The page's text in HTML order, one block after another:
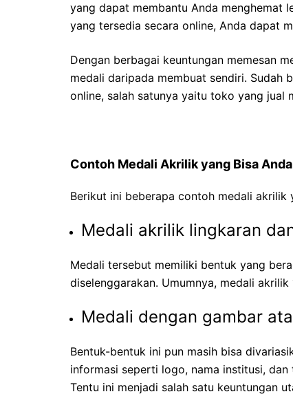
yang dapat membantu Anda menghemat
yang tersedia secara online, Anda dapat
Dengan berbagai keuntungan memesan
medali daripada membuat sendiri. Sudah
online, salah satunya yaitu toko yang jual
Contoh Medali Akrilik yang Bisa
Berikut ini beberapa contoh medali akrilik
Medali akrilik lingkaran
Medali tersebut memiliki bentuk yang
diselenggarakan. Umumnya, medali
Medali dengan gambar
Bentuk-bentuk ini pun masih bisa
informasi seperti logo, nama institusi,
Tentu ini menjadi salah satu keuntungan